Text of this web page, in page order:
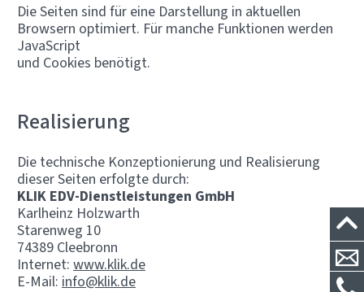
Die Seiten sind für eine Darstellung in aktuellen
Browsern optimiert. Für manche Funktionen werden
JavaScript
und Cookies benötigt.
Realisierung
Die technische Konzeptionierung und Realisierung
dieser Seiten erfolgte durch:
KLIK EDV-Dienstleistungen GmbH
Karlheinz Holzwarth
Starenweg 10
74389 Cleebronn
Internet: www.klik.de
E-Mail: info@klik.de